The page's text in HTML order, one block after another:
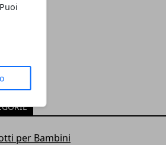
per Bambini